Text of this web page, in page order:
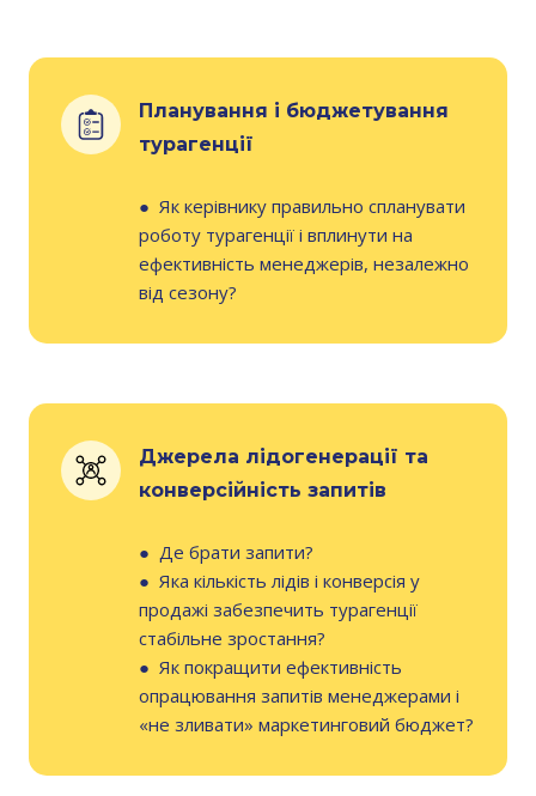
Планування і бюджетування
турагенції
● Як керівнику правильно спланувати
роботу турагенції і вплинути на
ефективність менеджерів, незалежно
від сезону?
Джерела лідогенерації та
конверсійність запитів
● Де брати запити?
● Яка кількість лідів і конверсія у
продажі забезпечить турагенції
стабільне зростання?
● Як покращити ефективність
опрацювання запитів менеджерами і
«не зливати» маркетинговий бюджет?